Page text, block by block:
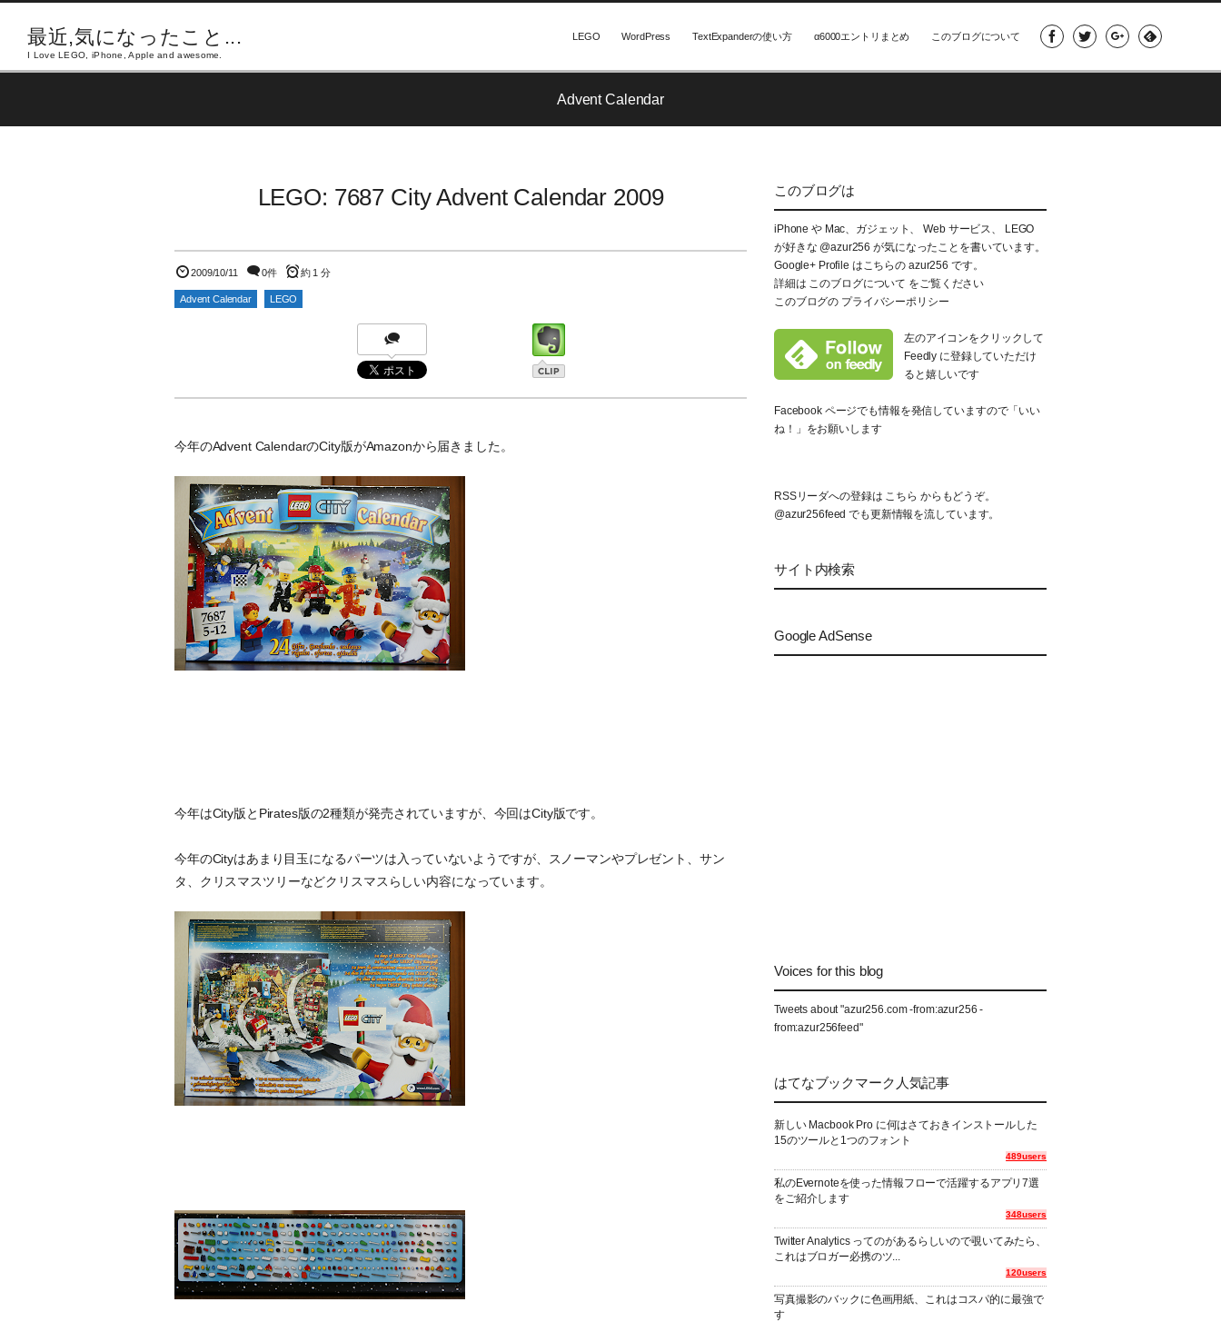
最近,気になったこと...
I Love LEGO, iPhone, Apple and awesome.
LEGO WordPress TextExpanderの使い方 α6000エントリまとめ このブログについて
Advent Calendar
LEGO: 7687 City Advent Calendar 2009
2009/10/11 0件 約 1 分
Advent Calendar LEGO
今年のAdvent CalendarのCity版がAmazonから届きました。
今年はCity版とPirates版の2種類が発売されていますが、今回はCity版です。
今年のCityはあまり目玉になるパーツは入っていないようですが、スノーマンやプレゼント、サン
タ、クリスマスツリーなどクリスマスらしい内容になっています。
このブログは
iPhone や Mac、ガジェット、 Web サービス、 LEGO
が好きな @azur256 が気になったことを書いています。
Google+ Profile はこちらの azur256 です。
詳細は このブログについて をご覧ください
このブログの プライバシーポリシー
左のアイコンをクリックして
Feedly に登録していただけ
ると嬉しいです
Facebook ページでも情報を発信していますので「いい
ね！」をお願いします
RSSリーダへの登録は こちら からもどうぞ。
@azur256feed でも更新情報を流しています。
サイト内検索
Google AdSense
Voices for this blog
Tweets about "azur256.com -from:azur256 -
from:azur256feed"
はてなブックマーク人気記事
新しい Macbook Pro に何はさておきインストールした
15のツールと1つのフォント
489users
私のEvernoteを使った情報フローで活躍するアプリ7選
をご紹介します
348users
Twitter Analytics ってのがあるらしいので覗いてみたら、
これはブロガー必携のツ...
120users
写真撮影のバックに色画用紙、これはコスパ的に最強で
す